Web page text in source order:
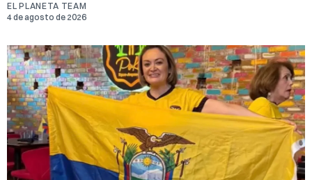
EL PLANETA TEAM
4 de agosto de 2026